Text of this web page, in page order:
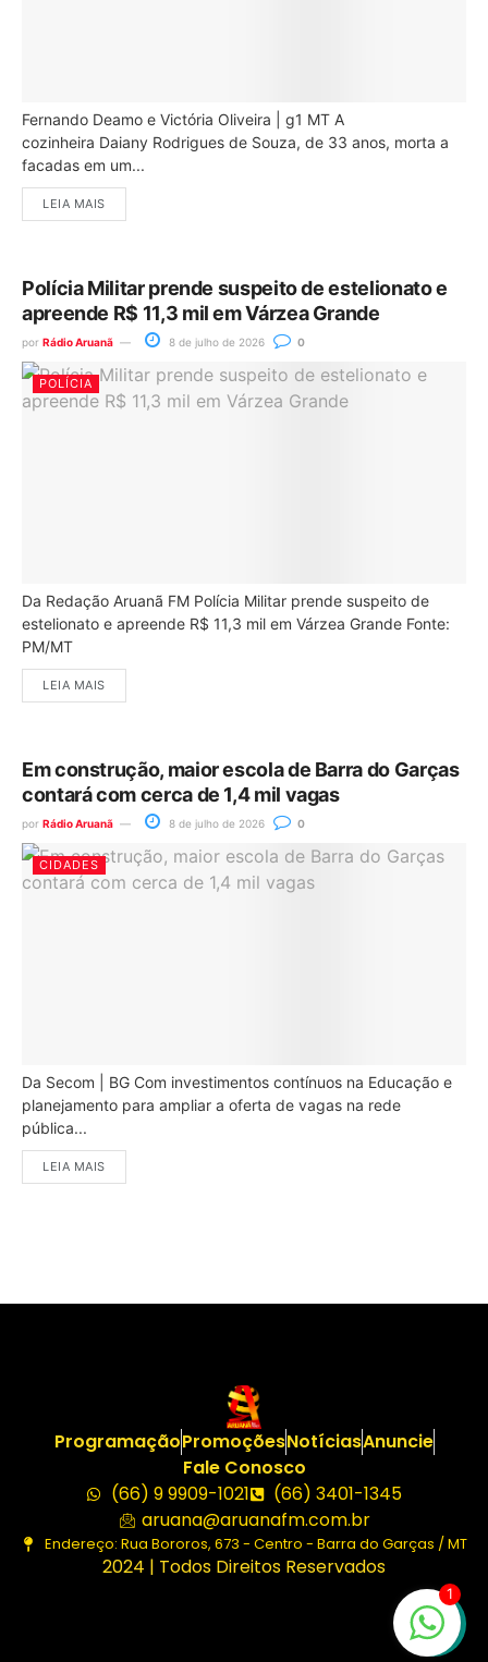
Fernando Deamo e Victória Oliveira | g1 MT A
cozinheira Daiany Rodrigues de Souza, de 33 anos, morta a
facadas em um...
LEIA MAIS
Polícia Militar prende suspeito de estelionato e
apreende R$ 11,3 mil em Várzea Grande
por Rádio Aruanã 8 de julho de 2026 0
POLÍCIA
Da Redação Aruanã FM Polícia Militar prende suspeito de
estelionato e apreende R$ 11,3 mil em Várzea Grande Fonte:
PM/MT
LEIA MAIS
Em construção, maior escola de Barra do Garças
contará com cerca de 1,4 mil vagas
por Rádio Aruanã 8 de julho de 2026 0
CIDADES
Da Secom | BG Com investimentos contínuos na Educação e
planejamento para ampliar a oferta de vagas na rede
pública...
LEIA MAIS
ProgramaçãoPromoçõesNotíciasAnuncie
Fale Conosco
(66) 9 9909-1021
(66) 3401-1345
aruana@aruanafm.com.br
Endereço: Rua Bororos, 673 - Centro - Barra do Garças / MT
2024 | Todos Direitos Reservados
1